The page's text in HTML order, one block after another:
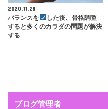
2020.11.28
バランスを
した後、骨格調整
すると多くのカラダの問題が解決
する
ブログ管理者